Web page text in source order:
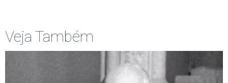
Veja Também